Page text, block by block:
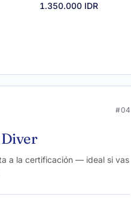
1.350.000 IDR
#04
Diver
a la certificación — ideal si vas